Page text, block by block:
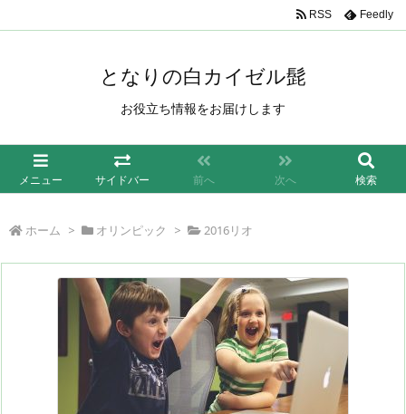
となりの白カイゼル髭
お役立ち情報をお届けします
メニュー サイドバー 前へ 次へ 検索
RSS Feedly
ホーム > オリンピック > 2016リオ